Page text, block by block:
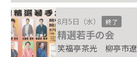
8月5日（水） 終了
精選若手の会
笑福亭茶光 柳亭市遼